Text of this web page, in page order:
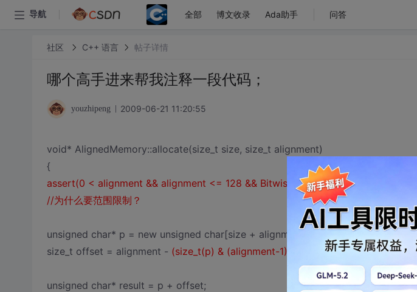
导航 全部 博文收录 Ada助手 问答
社区 C++ 语言 帖子详情
哪个高手进来帮我注释一段代码；
youzhipeng 2009-06-21 11:20:55
void* AlignedMemory::allocate(size_t size, size_t alignment)
{
assert(0 < alignment && alignment <= 128 && Bitwise::isPO2(alignment));
//为什么要范围限制？
unsigned char* p = new unsigned char[size + alignment];
size_t offset = alignment - (size_t(p) & (alignment-1)); //什么意思？
unsigned char* result = p + offset;